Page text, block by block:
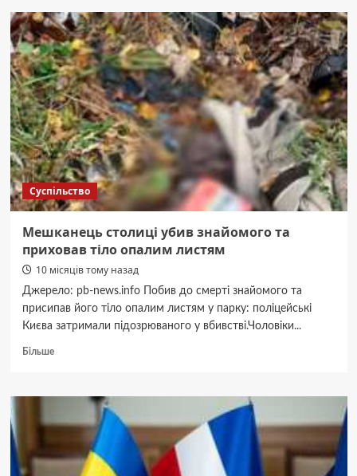
Києві
жінка
викинула
з
вікна
собаку
своєї
подруги
Суспільство
Мешканець столиці убив знайомого та
приховав тіло опалим листям
10 місяців тому назад
Джерело: pb-news.info Побив до смерті знайомого та
присипав його тіло опалим листям у парку: поліцейські
Києва затримали підозрюваного у вбивстві.Чоловіки...
БільшеДокладніше
столиці
знайомого
приховав